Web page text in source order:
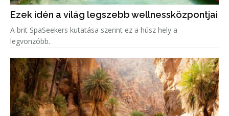
Ezek idén a világ legszebb wellnessközpontjai
A brit SpaSeekers kutatása szerint ez a húsz hely a
legvonzóbb.